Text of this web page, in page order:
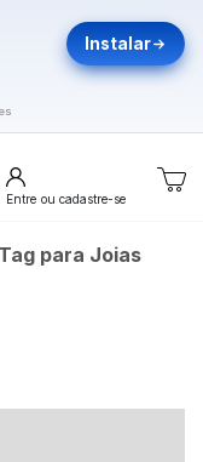
Instalar
Entre ou cadastre-se
Tag para Joias